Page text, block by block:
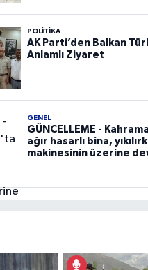
POLITIKA
AK Parti’den Balkan
Anlamlı Ziyaret
GENEL
GÜNCELLEME -
ağır hasarlı bina,
makinesinin üzerine